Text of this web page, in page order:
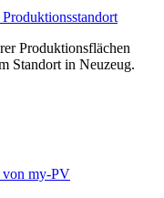
Produktionsflächen
Standort in Neuzeug.
von my-PV